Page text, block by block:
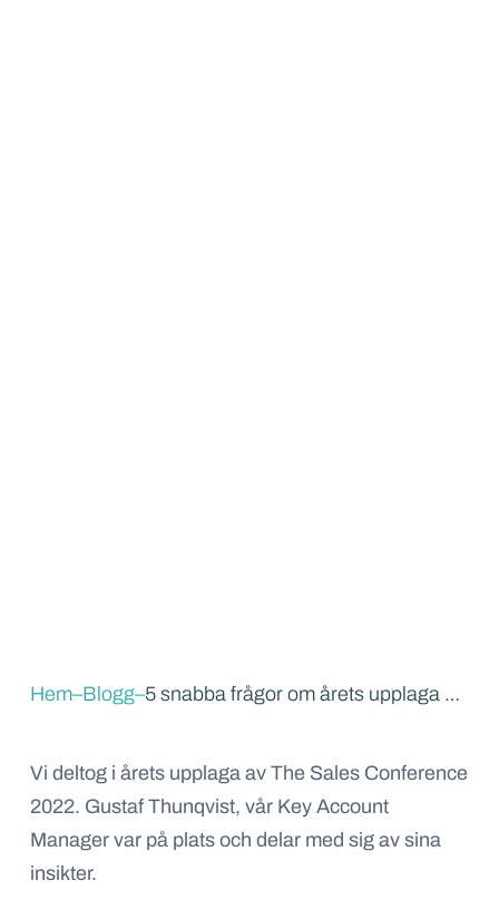
Hem–Blogg– 5 snabba frågor om årets upplaga av the Sales conference 2022
Vi deltog i årets upplaga av The Sales Conference
2022. Gustaf Thunqvist, vår Key Account
Manager var på plats och delar med sig av sina
insikter.